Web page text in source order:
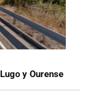
y Ourense